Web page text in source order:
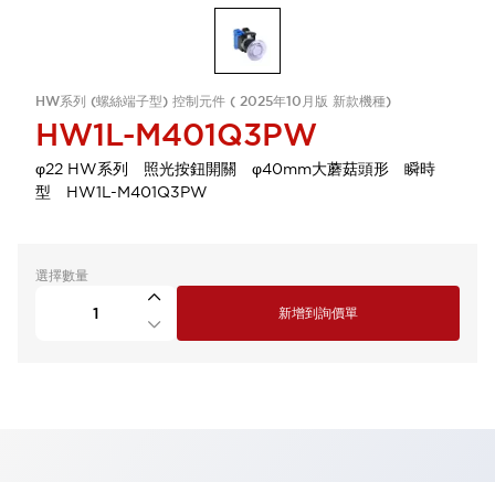
HW系列 (螺絲端子型) 控制元件 ( 2025年10月版 新款機種)
HW1L-M401Q3PW
φ22 HW系列 照光按鈕開關 φ40mm大蘑菇頭形 瞬時
型 HW1L-M401Q3PW
選擇數量
新增到詢價單